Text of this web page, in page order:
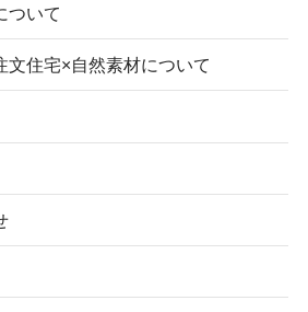
ついて
住宅×自然素材について